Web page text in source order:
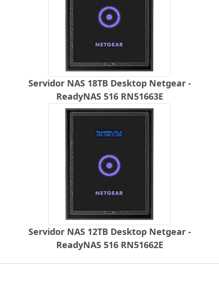
Servidor NAS 18TB Desktop Netgear -
ReadyNAS 516 RN51663E
Servidor NAS 12TB Desktop Netgear -
ReadyNAS 516 RN51662E